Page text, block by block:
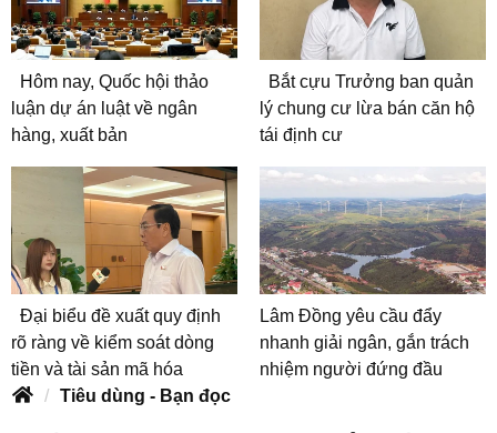
Hôm nay, Quốc hội thảo
luận dự án luật về ngân
hàng, xuất bản
Bắt cựu Trưởng ban quản
lý chung cư lừa bán căn hộ
tái định cư
Đại biểu đề xuất quy định
rõ ràng về kiểm soát dòng
tiền và tài sản mã hóa
Lâm Đồng yêu cầu đẩy
nhanh giải ngân, gắn trách
nhiệm người đứng đầu
Tiêu dùng - Bạn đọc